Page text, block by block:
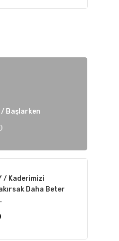
/ Başlarken
/ Kaderimizi
Daha Beter